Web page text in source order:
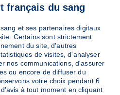
Sang
12h30 à 16h30
RENDEZ-VOUS
français du sang
et ses partenaires digitaux
Certains sont strictement
du site, d'autres
de visites, d'analyser
nos communications, d'assurer
ou encore de diffuser du
votre choix pendant 6
à tout moment en cliquant